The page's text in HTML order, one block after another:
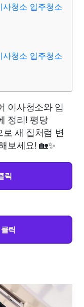
청소 입주청소
청소 입주청소
이사청소와 입
정리! 평당
새 집처럼 변
보세요! 🏡✨
릭
릭